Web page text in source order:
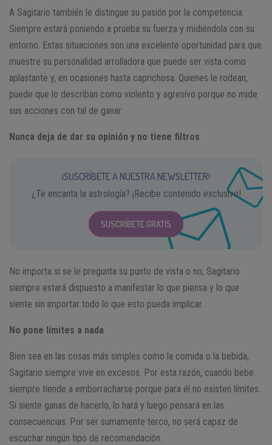
A Sagitario también le distingue su pasión por la competencia.
Siempre estará poniendo a prueba su fuerza y midiéndola con su
entorno. Estas situaciones son una excelente oportunidad para que
muestre su personalidad arrolladora que puede ser vista como
aplastante y, en ocasiones hasta caprichosa. Quienes le rodean,
puede que lo describan como violento y agresivo porque no mide
sus acciones con tal de ganar.
Nunca deja de dar su opinión y no tiene filtros
¡SUSCRÍBETE A NUESTRA NEWSLETTER!
¿Te encanta la astrología? ¡Recibe contenido exclusivo!
SUSCRÍBETE GRATIS
No importa si se le pregunta su punto de vista o no, Sagitario
siempre estará dispuesto a manifestar lo que piensa y lo que
siente sin importar todo lo que esto pueda implicar.
No pone límites a nada
Bien sea en las cosas más simples como la comida o la bebida,
Sagitario siempre vive en excesos. Por esta razón, cuando bebe
siempre tiende a emborracharse porque para él no existen límites.
Si siente ganas de hacerlo, lo hará y luego pensará en las
consecuencias. Por ser sumamente terco, no será capaz de
escuchar ningún tipo de recomendación.